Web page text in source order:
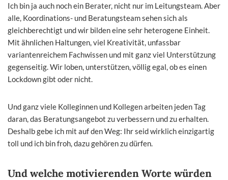
Ich bin ja auch noch ein Berater, nicht nur im Leitungsteam. Aber
alle, Koordinations- und Beratungsteam sehen sich als
gleichberechtigt und wir bilden eine sehr heterogene Einheit.
Mit ähnlichen Haltungen, viel Kreativität, unfassbar
variantenreichem Fachwissen und mit ganz viel Unterstützung
gegenseitig. Wir loben, unterstützen, völlig egal, ob es einen
Lockdown gibt oder nicht.
Und ganz viele Kolleginnen und Kollegen arbeiten jeden Tag
daran, das Beratungsangebot zu verbessern und zu erhalten.
Deshalb gebe ich mit auf den Weg: Ihr seid wirklich einzigartig
toll und ich bin froh, dazu gehören zu dürfen.
Und welche motivierenden Worte würden